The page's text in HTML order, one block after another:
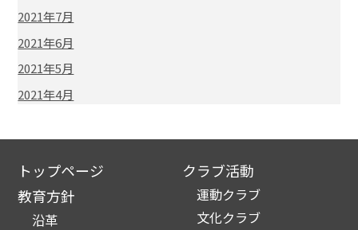
2021年7月
2021年6月
2021年5月
2021年4月
トップページ
教育方針
沿革
クラブ活動
運動クラブ
文化クラブ